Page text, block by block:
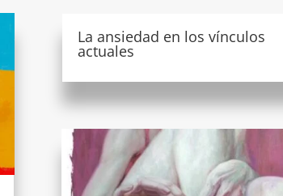
La ansiedad en los vínculos
actuales